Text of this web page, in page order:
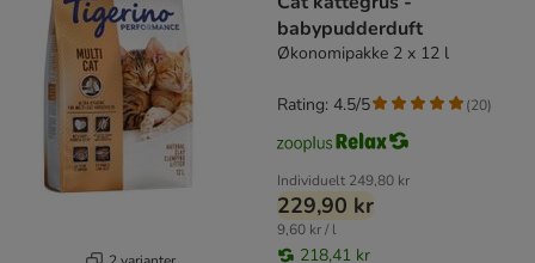
babypudderduft
Økonomipakke 2 x 12 l
Individuelt 249,80 kr
229,90 kr
9,60 kr / l
218,41 kr
Rating: 4.5/5 (20)